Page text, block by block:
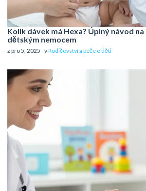
Kolik dávek má Hexa? Úplný návod
dětským nemocem
z pro 5, 2025 - vRodičovství a péče o děti